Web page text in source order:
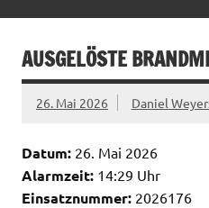
AUSGELÖSTE
26. Mai 2026 Daniel
Datum: 26. Mai 2026
Alarmzeit: 14:29 Uhr
Einsatznummer: 2026176